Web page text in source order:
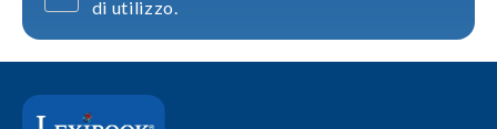
di utilizzo.